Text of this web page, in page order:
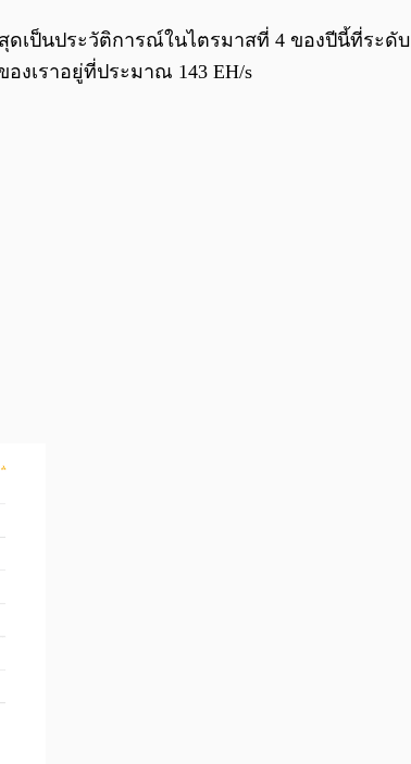
ป็นประวัติการณ์ในไตรมาสที่ 4 ของปีนี้ที่ระดับ
งเราอยู่ที่ประมาณ 143 EH/s